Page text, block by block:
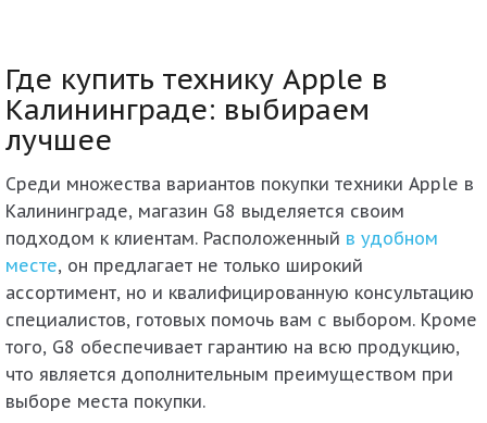
Где купить технику Apple в
Калининграде: выбираем
лучшее
Среди множества вариантов покупки техники Apple в
Калининграде, магазин G8 выделяется своим
подходом к клиентам. Расположенный в удобном
месте, он предлагает не только широкий
ассортимент, но и квалифицированную консультацию
специалистов, готовых помочь вам с выбором. Кроме
того, G8 обеспечивает гарантию на всю продукцию,
что является дополнительным преимуществом при
выборе места покупки.